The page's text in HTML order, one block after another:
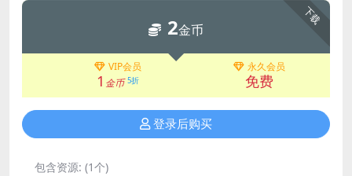
下载
2金币
VIP会员
1 金币 5折
永久会员
免费
登录后购买
包含资源: (1个)